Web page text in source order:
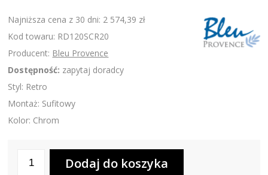
Najniższa cena z 30 dni: 2 574,39 zł
Kod towaru: RD120SCR20
Producent: Bleu Provence
Dostępność: zapytaj doradcy
Styl: Retro
Montaż: Sufitowy
Kolor: Chrom